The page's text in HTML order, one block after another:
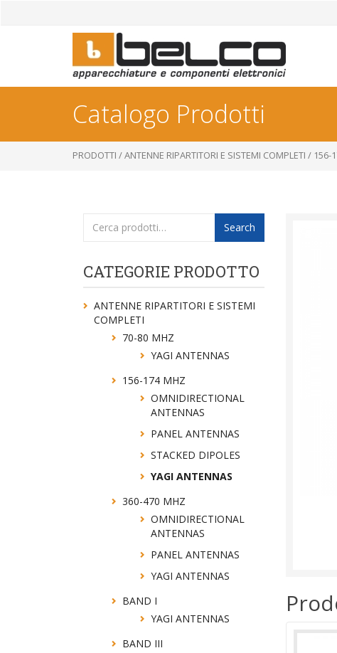
Catalogo Prodotti
PRODOTTI /ANTENNE RIPARTITORI E SISTEMI COMPLETI / 156-
Search
CATEGORIE PRODOTTO
ANTENNE RIPARTITORI E SISTEMI
COMPLETI
70-80 MHZ
YAGI ANTENNAS
156-174 MHZ
OMNIDIRECTIONAL
ANTENNAS
PANEL ANTENNAS
STACKED DIPOLES
YAGI ANTENNAS
360-470 MHZ
OMNIDIRECTIONAL
ANTENNAS
PANEL ANTENNAS
YAGI ANTENNAS
BAND I
YAGI ANTENNAS
BAND III